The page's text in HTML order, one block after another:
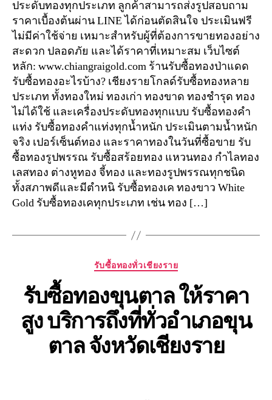
ประดับทองทุกประเภท ลูกค้าสามารถส่งรูปสอบถาม
ราคาเบื้องต้นผ่าน LINE ได้ก่อนตัดสินใจ ประเมินฟรี
ไม่มีค่าใช้จ่าย เหมาะสำหรับผู้ที่ต้องการขายทองอย่าง
สะดวก ปลอดภัย และได้ราคาที่เหมาะสม เว็บไซต์
หลัก: www.chiangraigold.com ร้านรับซื้อทองป่าแดด
รับซื้อทองอะไรบ้าง? เชียงรายโกลด์รับซื้อทองหลาย
ประเภท ทั้งทองใหม่ ทองเก่า ทองขาด ทองชำรุด ทอง
ไม่ได้ใช้ และเครื่องประดับทองทุกแบบ รับซื้อทองคำ
แท่ง รับซื้อทองคำแท่งทุกน้ำหนัก ประเมินตามน้ำหนัก
จริง เปอร์เซ็นต์ทอง และราคาทองในวันที่ซื้อขาย รับ
ซื้อทองรูปพรรณ รับซื้อสร้อยทอง แหวนทอง กำไลทอง
เลสทอง ต่างหูทอง จี้ทอง และทองรูปพรรณทุกชนิด
ทั้งสภาพดีและมีตำหนิ รับซื้อทองเค ทองขาว White
Gold รับซื้อทองเคทุกประเภท เช่น ทอง […]
Categories
รับซื้อทองทั่วเชียงราย
รับซื้อทองขุนตาล ให้ราคา
สูง บริการถึงที่ทั่วอำเภอขุน
ตาล จังหวัดเชียงราย